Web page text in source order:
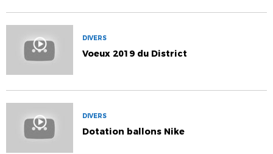
DIVERS
Voeux 2019 du District
DIVERS
Dotation ballons Nike